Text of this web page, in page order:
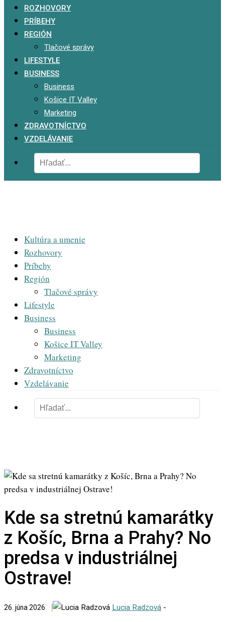
ROZHOVORY
PRÍBEHY
REGIÓN
Tlačové správy
LIFESTYLE
BUSINESS
Business
Košice IT Valley
Marketing
ZDRAVOTNÍCTVO
VZDELÁVANIE
Kultúra a umenie
Rozhovory
Príbehy
Región
Tlačové správy
Lifestyle
Business
Business
Košice IT Valley
Marketing
Zdravotníctvo
Vzdelávanie
Kde sa stretnú kamarátky
z Košíc, Brna a Prahy? No
predsa v industriálnej
Ostrave!
26. júna 2026 Lucia Radzová -